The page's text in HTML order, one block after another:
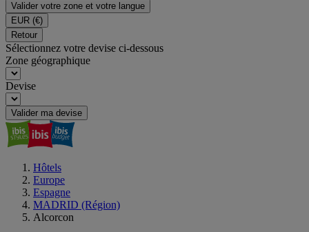
Valider votre zone et votre langue
EUR (€)
Retour
Sélectionnez votre devise ci-dessous
Zone géographique
Devise
Valider ma devise
Hôtels
Europe
Espagne
MADRID (Région)
Alcorcon